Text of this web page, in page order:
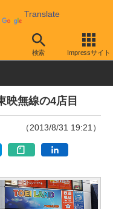
Translate
検索 Impressサイト
ト情報 ショップ
映無線の4店目
（2013/8/31 19:21）